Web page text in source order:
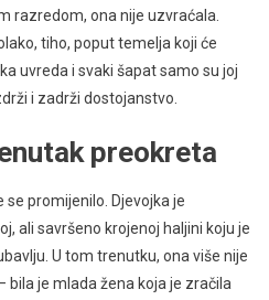
razredom, ona nije uzvraćala.
tiho, poput temelja koji će
uvreda i svaki šapat samo su joj
i zadrži dostojanstvo.
preokreta
se promijenilo. Djevojka je
ali savršeno krojenoj haljini koju je
U tom trenutku, ona više nije
bila je mlada žena koja je zračila